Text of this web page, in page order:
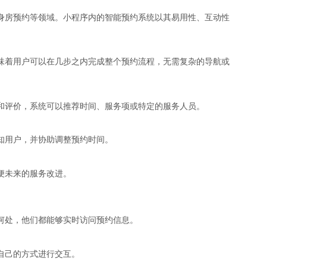
预约等领域。小程序内的智能预约系统以其易用性、互动性
用户可以在几步之内完成整个预约流程，无需复杂的导航或
价，系统可以推荐时间、服务项或特定的服务人员。
户，并协助调整预约时间。
来的服务改进。
，他们都能够实时访问预约信息。
的方式进行交互。